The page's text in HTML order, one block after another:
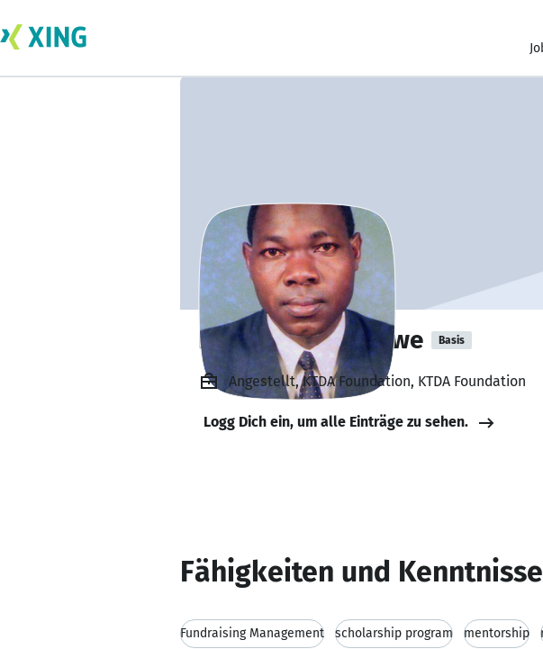
Livingstone Migowe Basis
Angestellt, KTDA Foundation, KTDA Foundation
Logg Dich ein, um alle Einträge zu sehen.
Fähigkeiten und Kenntnisse
Fundraising Management scholarship program mentorship